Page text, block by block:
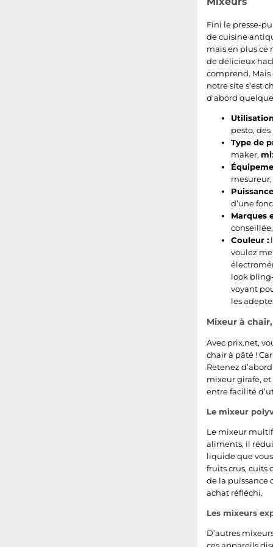
Fini le presse-
de cuisine
mais en plus ce
de délicieux
comprend. Mais
notre site s’est
d'abord
pesto,
Type de
maker,
mesureur,
d’une
Marques
Couleur :
voulez
look
voyant
les
Mixeur à
Avec prix.net,
chair à pâté !
Retenez
mixeur girafe, et
entre facilité
Le mixeur
Le mixeur
aliments, il
liquide que
fruits crus, cuits
de la puissance
achat réfléchi.
Les mixeurs
D’autres
ces appareils